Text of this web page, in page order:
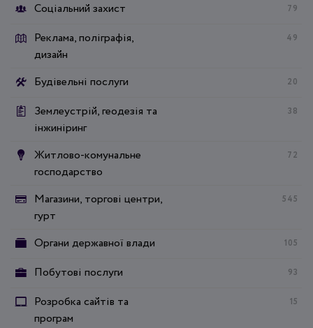
Соціальний захист 79
Реклама, поліграфія,
дизайн
49
Будівельні послуги 20
Землеустрій, геодезія та
інжиніринг
38
Житлово-комунальне
господарство
72
Магазини, торгові центри,
гурт
545
Органи державної влади 105
Побутові послуги 93
Розробка сайтів та
програм
15